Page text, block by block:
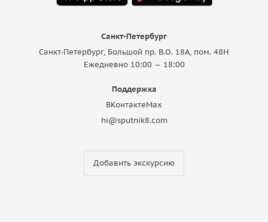
Санкт-Петербург
Санкт-Петербург, Большой пр. В.О. 18A, пом. 48Н
Ежедневно 10:00 — 18:00
Поддержка
ВКонтактеMax
hi@sputnik8.com
Добавить экскурсию